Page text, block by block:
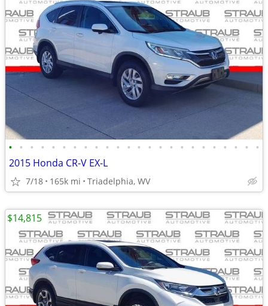
• • • • • • • • • • • • • • • • • • • • • • • •
2015 Honda CR-V EX-L
7/18 165k mi Triadelphia, WV
$14,815